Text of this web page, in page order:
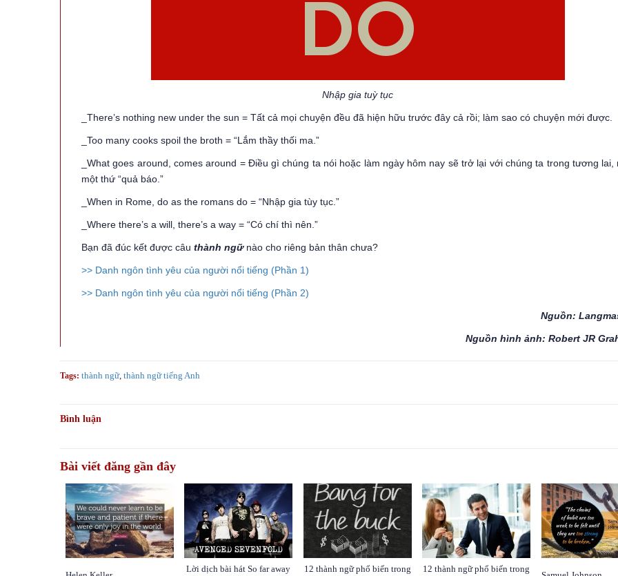
Nhập gia tuỳ tục
_There’s nothing new under the sun = Tất cả mọi chuyện đều đã hiện hữu trước đây cả rồi; làm sao có chuyện mới được.
_Too many cooks spoil the broth = “Lắm thầy thối ma.”
_What goes around, comes around = Điều gì chúng ta nói hoặc làm ngày hôm nay sẽ trở lại với chúng ta trong tương lai,
một thứ “quả báo.”
_When in Rome, do as the romans do = “Nhập gia tùy tục.”
_Where there’s a will, there’s a way = “Có chí thì nên.”
Bạn đã đúc kết được câu thành ngữnào cho riêng bản thân chưa?
>> Danh ngôn tình yêu của người nổi tiếng (Phần 1)
>> Danh ngôn tình yêu của người nổi tiếng (Phần 2)
Nguồn:
Nguồn hình ảnh: Robert JR
Tags: thành ngữ, thành ngữ tiếng Anh
Bình luận
Bài viết đăng gần đây
Lời dịch bài hát So far away 12 thành ngữ phổ biến trong 12 thành ngữ phổ biến trong